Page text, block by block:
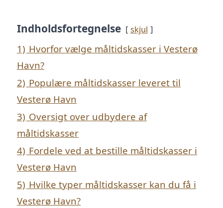
Indholdsfortegnelse skjul
1) Hvorfor vælge måltidskasser i Vesterø
Havn?
2) Populære måltidskasser leveret til
Vesterø Havn
3) Oversigt over udbydere af
måltidskasser
4) Fordele ved at bestille måltidskasser i
Vesterø Havn
5) Hvilke typer måltidskasser kan du få i
Vesterø Havn?